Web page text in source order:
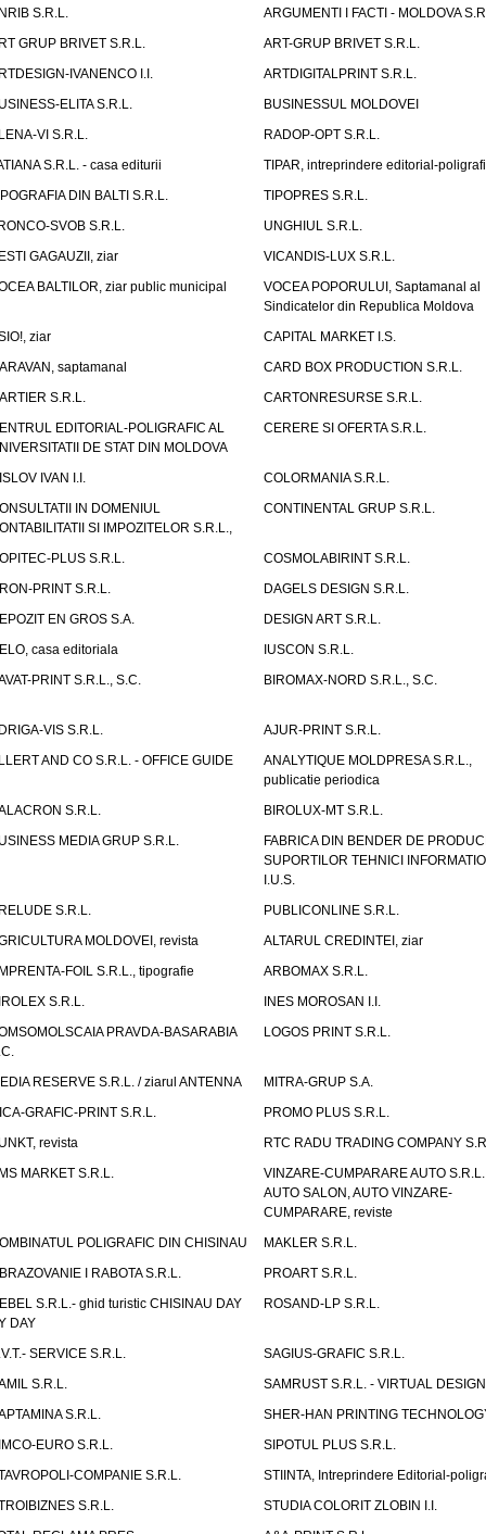
S.R.L.
ARGUMENTI I FACTI - MOLDOVA
GRUP BRIVET S.R.L.
ART-GRUP BRIVET S.R.L.
IVANENCO I.I.
ARTDIGITALPRINT S.R.L.
ELITA S.R.L.
BUSINESSUL MOLDOVEI
VI S.R.L.
RADOP-OPT S.R.L.
S.R.L. - casa editurii
TIPAR, intreprindere editorial-
DIN BALTI S.R.L.
TIPOPRES S.R.L.
SVOB S.R.L.
UNGHIUL S.R.L.
GAGAUZII, ziar
VICANDIS-LUX S.R.L.
BALTILOR, ziar public municipal
VOCEA POPORULUI, Saptamanal al
Sindicatelor din Republica Moldova
ziar
CAPITAL MARKET I.S.
saptamanal
CARD BOX PRODUCTION S.R.L.
S.R.L.
CARTONRESURSE S.R.L.
EDITORIAL-POLIGRAFIC AL
DE STAT DIN MOLDOVA
CERERE SI OFERTA S.R.L.
IVAN I.I.
COLORMANIA S.R.L.
IN DOMENIUL
SI IMPOZITELOR S.R.L.,
CONTINENTAL GRUP S.R.L.
PLUS S.R.L.
COSMOLABIRINT S.R.L.
PRINT S.R.L.
DAGELS DESIGN S.R.L.
EN GROS S.A.
DESIGN ART S.R.L.
casa editoriala
IUSCON S.R.L.
PRINT S.R.L., S.C.
BIROMAX-NORD S.R.L., S.C.
VIS S.R.L.
AJUR-PRINT S.R.L.
AND CO S.R.L. - OFFICE GUIDE
ANALYTIQUE MOLDPRESA S.R.L.,
publicatie periodica
S.R.L.
BIROLUX-MT S.R.L.
MEDIA GRUP S.R.L.
FABRICA DIN BENDER DE
SUPORTILOR TEHNICI
I.U.S.
S.R.L.
PUBLICONLINE S.R.L.
MOLDOVEI, revista
ALTARUL CREDINTEI, ziar
FOIL S.R.L., tipografie
ARBOMAX S.R.L.
S.R.L.
INES MOROSAN I.I.
PRAVDA-BASARABIA
LOGOS PRINT S.R.L.
RESERVE S.R.L. / ziarul ANTENNA
MITRA-GRUP S.A.
GRAFIC-PRINT S.R.L.
PROMO PLUS S.R.L.
revista
RTC RADU TRADING COMPANY
MARKET S.R.L.
VINZARE-CUMPARARE AUTO
AUTO SALON, AUTO VINZARE-
CUMPARARE, reviste
POLIGRAFIC DIN CHISINAU
MAKLER S.R.L.
I RABOTA S.R.L.
PROART S.R.L.
S.R.L.- ghid turistic CHISINAU DAY
DAY
ROSAND-LP S.R.L.
SERVICE S.R.L.
SAGIUS-GRAFIC S.R.L.
S.R.L.
SAMRUST S.R.L. - VIRTUAL DESIGN
S.R.L.
SHER-HAN PRINTING
EURO S.R.L.
SIPOTUL PLUS S.R.L.
COMPANIE S.R.L.
STIINTA, Intreprindere Editorial-
S.R.L.
STUDIA COLORIT ZLOBIN I.I.